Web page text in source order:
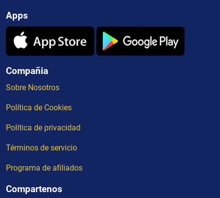
Apps
Compañia
Sobre Nosotros
Política de Cookies
Política de privacidad
Términos de servicio
Programa de afiliados
Compartenos